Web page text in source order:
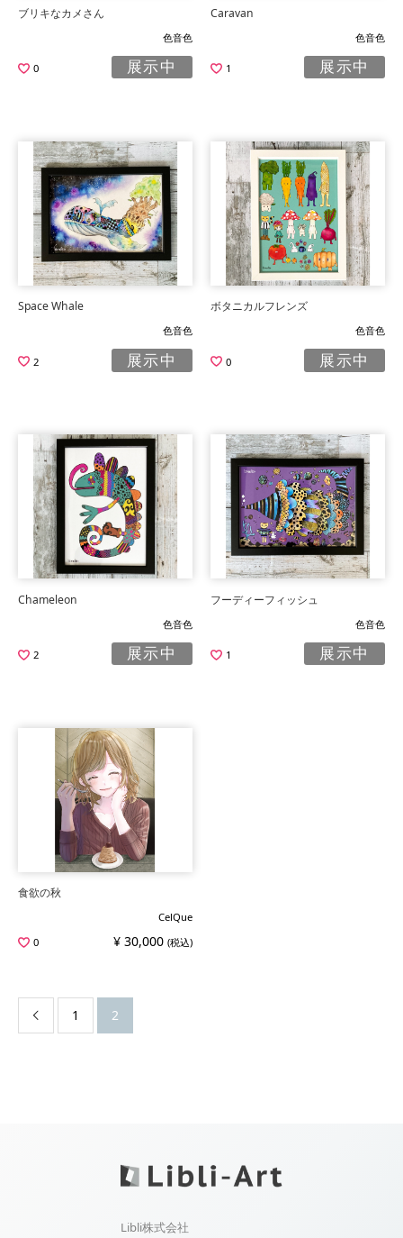
ブリキなカメさん
色音色
0 展示中
Caravan
色音色
1 展示中
Space Whale
色音色
2 展示中
ボタニカルフレンズ
色音色
0 展示中
Chameleon
色音色
2 展示中
フーディーフィッシュ
色音色
1 展示中
食欲の秋
CelQue
0
¥ 30,000 (税込)
 1 2
Libli株式会社